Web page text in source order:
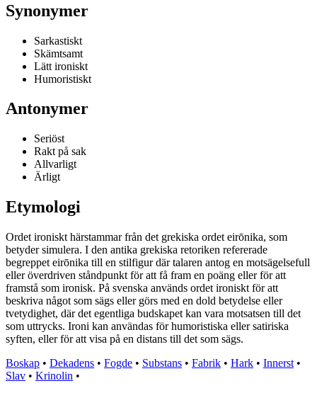
Synonymer
Sarkastiskt
Skämtsamt
Lätt ironiskt
Humoristiskt
Antonymer
Seriöst
Rakt på sak
Allvarligt
Ärligt
Etymologi
Ordet ironiskt härstammar från det grekiska ordet eirōnika, som
betyder simulera. I den antika grekiska retoriken refererade
begreppet eirōnika till en stilfigur där talaren antog en motsägelsefull
eller överdriven ståndpunkt för att få fram en poäng eller för att
framstå som ironisk. På svenska används ordet ironiskt för att
beskriva något som sägs eller görs med en dold betydelse eller
tvetydighet, där det egentliga budskapet kan vara motsatsen till det
som uttrycks. Ironi kan användas för humoristiska eller satiriska
syften, eller för att visa på en distans till det som sägs.
Boskap • Dekadens • Fogde • Substans • Fabrik • Hark • Innerst •
Slav • Krinolin •